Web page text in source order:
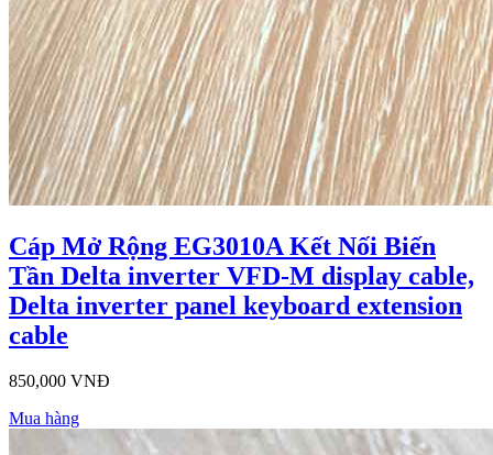
Cáp Mở Rộng EG3010A Kết Nối Biến
Tần Delta inverter VFD-M display cable,
Delta inverter panel keyboard extension
cable
850,000 VNĐ
Mua hàng